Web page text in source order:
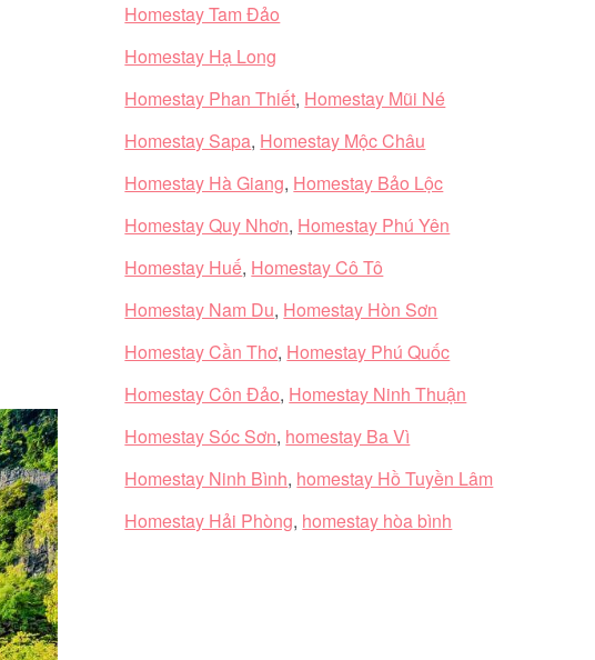
Homestay Tam Đảo
Homestay Hạ Long
Homestay Phan Thiết, Homestay Mũi Né
Homestay Sapa, Homestay Mộc Châu
Homestay Hà Giang, Homestay Bảo Lộc
Homestay Quy Nhơn, Homestay Phú Yên
Homestay Huế, Homestay Cô Tô
Homestay Nam Du, Homestay Hòn Sơn
Homestay Cần Thơ, Homestay Phú Quốc
Homestay Côn Đảo, Homestay Ninh Thuận
Homestay Sóc Sơn, homestay Ba Vì
Homestay Ninh Bình, homestay Hồ Tuyền Lâm
Homestay Hải Phòng, homestay hòa bình